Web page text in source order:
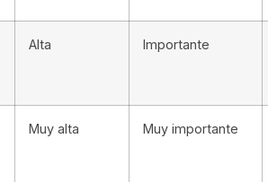
Alta Importante
Muy alta Muy importante